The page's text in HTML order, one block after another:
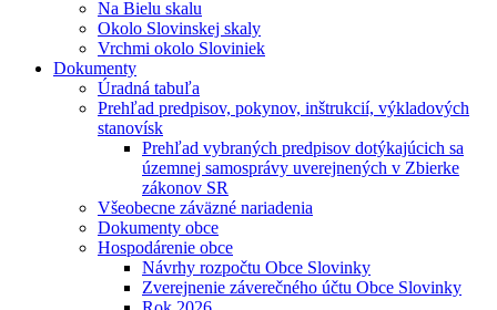
Na Bielu skalu
Okolo Slovinskej skaly
Vrchmi okolo Sloviniek
Dokumenty
Úradná tabuľa
Prehľad predpisov, pokynov, inštrukcií, výkladových
stanovísk
Prehľad vybraných predpisov dotýkajúcich sa
územnej samosprávy uverejnených v Zbierke
zákonov SR
Všeobecne záväzné nariadenia
Dokumenty obce
Hospodárenie obce
Návrhy rozpočtu Obce Slovinky
Zverejnenie záverečného účtu Obce Slovinky